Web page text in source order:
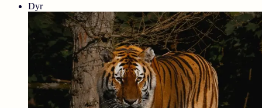
Dyr